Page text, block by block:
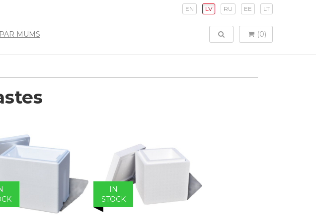
EN LV RU EE LT
PAR MUMS TOGGLE SEARCH
(0)
IN
STOCK